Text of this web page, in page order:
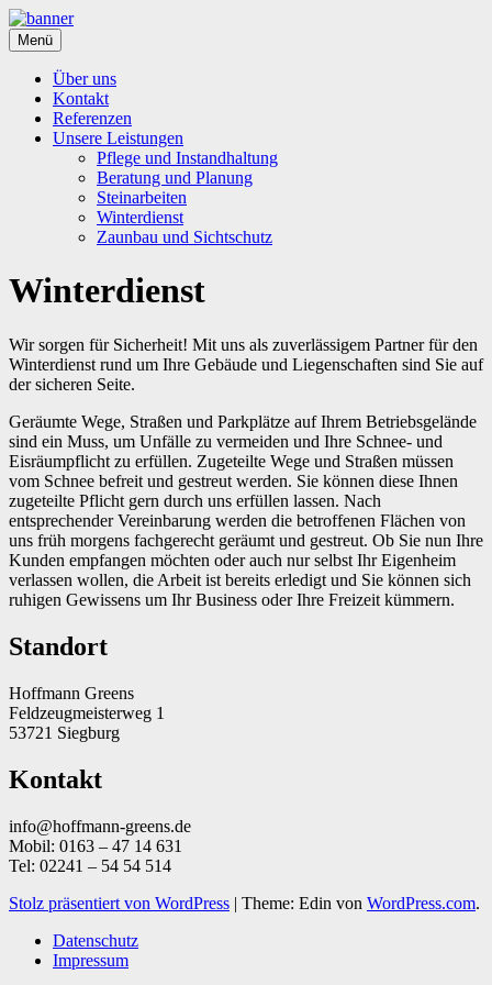
Springe
zum
Inhalt
Menü
Über uns
Kontakt
Referenzen
Unsere Leistungen
Pflege und Instandhaltung
Beratung und Planung
Steinarbeiten
Winterdienst
Zaunbau und Sichtschutz
Winterdienst
Wir sorgen für Sicherheit! Mit uns als zuverlässigem Partner für den
Winterdienst rund um Ihre Gebäude und Liegenschaften sind Sie auf
der sicheren Seite.
Geräumte Wege, Straßen und Parkplätze auf Ihrem Betriebsgelände
sind ein Muss, um Unfälle zu vermeiden und Ihre Schnee- und
Eisräumpflicht zu erfüllen. Zugeteilte Wege und Straßen müssen
vom Schnee befreit und gestreut werden. Sie können diese Ihnen
zugeteilte Pflicht gern durch uns erfüllen lassen. Nach
entsprechender Vereinbarung werden die betroffenen Flächen von
uns früh morgens fachgerecht geräumt und gestreut. Ob Sie nun Ihre
Kunden empfangen möchten oder auch nur selbst Ihr Eigenheim
verlassen wollen, die Arbeit ist bereits erledigt und Sie können sich
ruhigen Gewissens um Ihr Business oder Ihre Freizeit kümmern.
Standort
Hoffmann Greens
Feldzeugmeisterweg 1
53721 Siegburg
Kontakt
info@hoffmann-greens.de
Mobil: 0163 – 47 14 631
Tel: 02241 – 54 54 514
Stolz präsentiert von WordPress | Theme: Edin von WordPress.com.
Datenschutz
Impressum